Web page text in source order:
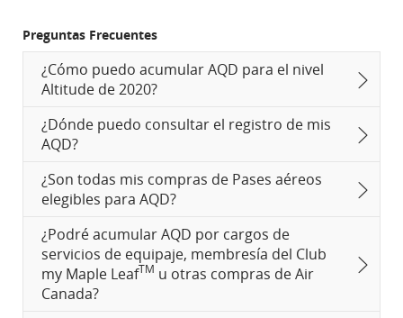
Preguntas Frecuentes
¿Cómo puedo acumular AQD para el nivel
Altitude de 2020?
¿Dónde puedo consultar el registro de mis
AQD?
¿Son todas mis compras de Pases aéreos
elegibles para AQD?
¿Podré acumular AQD por cargos de
servicios de equipaje, membresía del Club
my Maple LeafTM u otras compras de Air
Canada?